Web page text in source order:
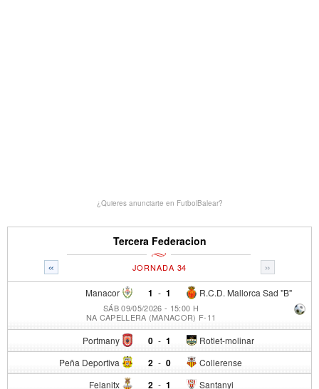
¿Quieres anunciarte en FutbolBalear?
Tercera Federacion
« »
JORNADA 34
Manacor 1 - R.C.D. Mallorca Sad "B"
1
SÁB 09/05/2026 - 15:00 H
NA CAPELLERA (MANACOR) F-11
Portmany 0 - Rotlet-molinar
1
Peña Deportiva 2 - Collerense
0
Felanitx 2 - Santanyi
1